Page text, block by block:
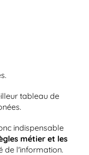
tableau de
indispensable
métier et les
de l'information.